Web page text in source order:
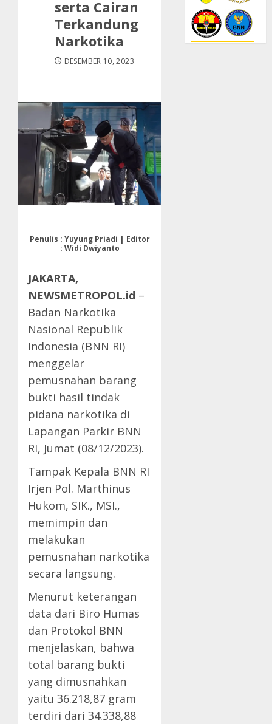
serta Cairan
Terkandung
Narkotika
DESEMBER 10, 2023
Penulis : Yuyung Priadi | Editor
: Widi Dwiyanto
JAKARTA,
NEWSMETROPOL.id –
Badan Narkotika
Nasional Republik
Indonesia (BNN RI)
menggelar
pemusnahan barang
bukti hasil tindak
pidana narkotika di
Lapangan Parkir BNN
RI, Jumat (08/12/2023).
Tampak Kepala BNN RI
Irjen Pol. Marthinus
Hukom, SIK., MSI.,
memimpin dan
melakukan
pemusnahan narkotika
secara langsung.
Menurut keterangan
data dari Biro Humas
dan Protokol BNN
menjelaskan, bahwa
total barang bukti
yang dimusnahkan
yaitu 36.218,87 gram
terdiri dari 34.338,88